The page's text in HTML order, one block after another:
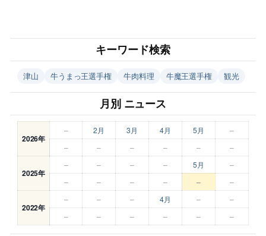
キーワード検索
津山 牛うまっ王選手権 牛肉料理 牛魔王選手権 観光
月別 ニュース
2026年
– 2月 3月 4月 5月
–
–
– – – – –
2025年
– – – – 5月
–
–
– – – – –
2022年
– – – 4月 –
–
–
– – – – –